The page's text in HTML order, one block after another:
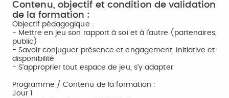
Contenu, objectif et condition de validation
de la formation :
Objectif pédagogique :
- Mettre en jeu son rapport à soi et à l’autre (partenaires,
public)
- Savoir conjuguer présence et engagement, initiative et
disponibilité
- S’approprier tout espace de jeu, s’y adapter
Programme / Contenu de la formation :
Jour 1